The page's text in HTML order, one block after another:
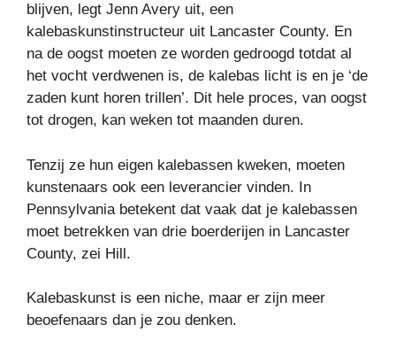
blijven, legt Jenn Avery uit, een
kalebaskunstinstructeur uit Lancaster County. En
na de oogst moeten ze worden gedroogd totdat al
het vocht verdwenen is, de kalebas licht is en je ‘de
zaden kunt horen trillen’. Dit hele proces, van oogst
tot drogen, kan weken tot maanden duren.
Tenzij ze hun eigen kalebassen kweken, moeten
kunstenaars ook een leverancier vinden. In
Pennsylvania betekent dat vaak dat je kalebassen
moet betrekken van drie boerderijen in Lancaster
County, zei Hill.
Kalebaskunst is een niche, maar er zijn meer
beoefenaars dan je zou denken.